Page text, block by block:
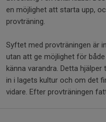
en möjlighet att starta upp,
provträning.
Syftet med provträningen är
utan att ge möjlighet för
känna varandra. Detta
in i lagets kultur och om det
vidare. Efter provträningen